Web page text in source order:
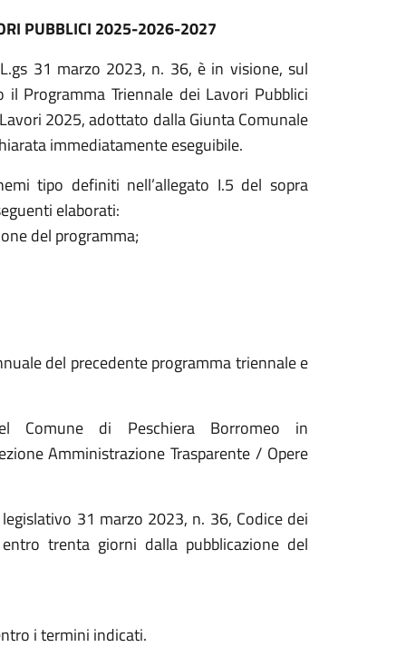
PUBBLICI 2025-2026-2027
31 marzo 2023, n. 36, è in visione, sul
Programma Triennale dei Lavori Pubblici
2025, adottato dalla Giunta Comunale
immediatamente eseguibile.
tipo definiti nell’allegato I.5 del sopra
elaborati:
del programma;
del precedente programma triennale e
di Peschiera Borromeo in
Amministrazione Trasparente / Opere
31 marzo 2023, n. 36, Codice dei
trenta giorni dalla pubblicazione del
i termini indicati.